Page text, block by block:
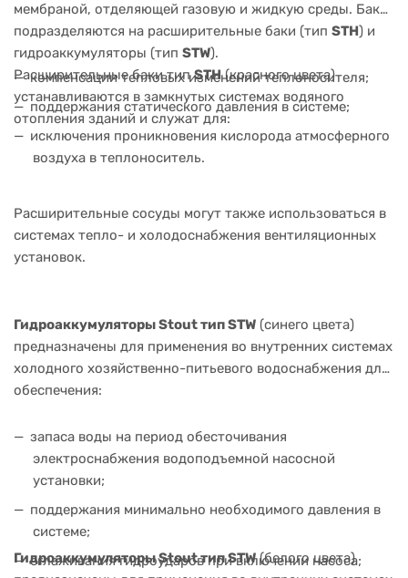
мембраной, отделяющей газовую и жидкую среды. Баки
подразделяются на расширительные баки (тип STН) и
гидроаккумуляторы (тип STW).
Расширительные баки типSTН(красного цвета)
устанавливаются в замкнутых системах водяного
отопления зданий и служат для:
компенсации тепловых изменений теплоносителя;
поддержания статического давления в системе;
исключения проникновения кислорода атмосферного
воздуха в теплоноситель.
Расширительные сосуды могут также использоваться в
системах тепло- и холодоснабжения вентиляционных
установок.
Гидроаккумуляторы Stout тип STW (синего цвета)
предназначены для применения во внутренних системах
холодного хозяйственно-питьевого водоснабжения для
обеспечения:
запаса воды на период обесточивания
электроснабжения водоподъемной насосной
установки;
поддержания минимально необходимого давления в
системе;
сглаживания гидроударов при включении насоса;
Гидроаккумуляторы Stout тип STW(белого цвета)